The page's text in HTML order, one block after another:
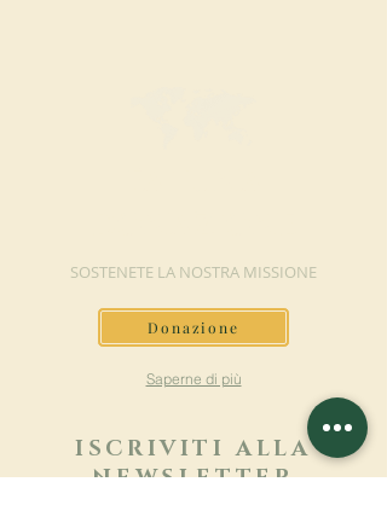
SOSTENETE LA NOSTRA MISSIONE
Donazione
Saperne di più
ISCRIVITI ALLA
NEWSLETTER